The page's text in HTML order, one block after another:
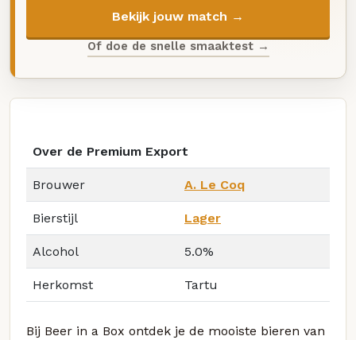
Bekijk jouw match →
Of doe de snelle smaaktest →
Over de Premium Export
Brouwer A. Le Coq
Bierstijl Lager
Alcohol 5.0%
Herkomst Tartu
Bij Beer in a Box ontdek je de mooiste bieren van